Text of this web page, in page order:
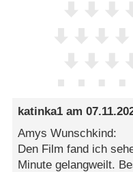
katinka1 am
Amys Wunschkind:
Den Film fand ich
Minute gelangweilt.